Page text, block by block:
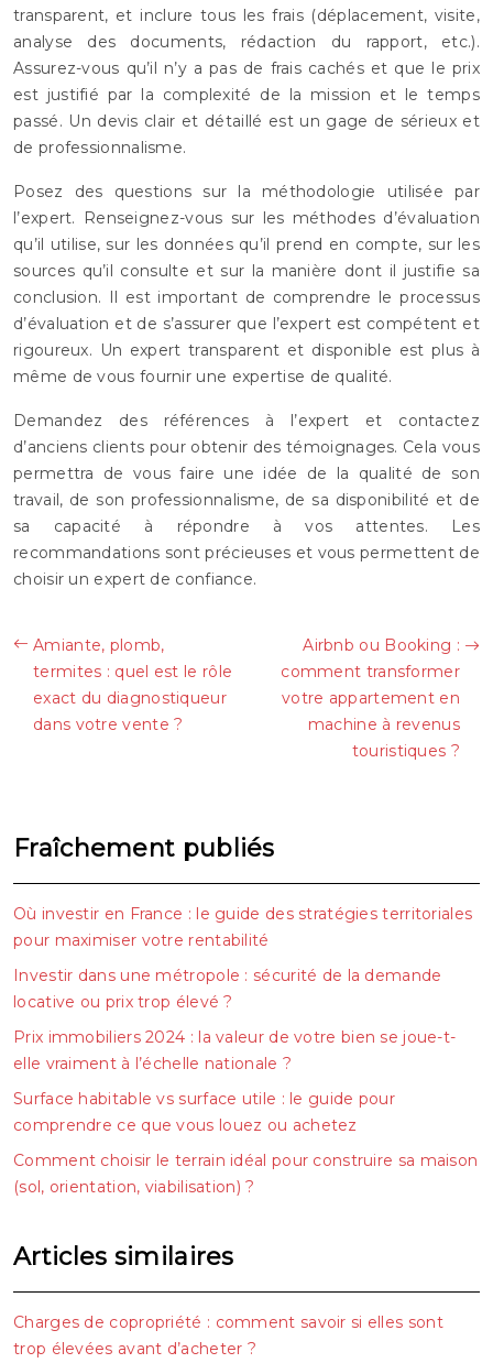
transparent, et inclure tous les frais (déplacement, visite,
analyse des documents, rédaction du rapport, etc.).
Assurez-vous qu’il n’y a pas de frais cachés et que le prix
est justifié par la complexité de la mission et le temps
passé. Un devis clair et détaillé est un gage de sérieux et
de professionnalisme.
Posez des questions sur la méthodologie utilisée par
l’expert. Renseignez-vous sur les méthodes d’évaluation
qu’il utilise, sur les données qu’il prend en compte, sur les
sources qu’il consulte et sur la manière dont il justifie sa
conclusion. Il est important de comprendre le processus
d’évaluation et de s’assurer que l’expert est compétent et
rigoureux. Un expert transparent et disponible est plus à
même de vous fournir une expertise de qualité.
Demandez des références à l’expert et contactez
d’anciens clients pour obtenir des témoignages. Cela vous
permettra de vous faire une idée de la qualité de son
travail, de son professionnalisme, de sa disponibilité et de
sa capacité à répondre à vos attentes. Les
recommandations sont précieuses et vous permettent de
choisir un expert de confiance.
Amiante, plomb,
termites : quel est le rôle
exact du diagnostiqueur
dans votre vente ?
Airbnb ou Booking :
comment transformer
votre appartement en
machine à revenus
touristiques ?
Fraîchement publiés
Où investir en France : le guide des stratégies territoriales
pour maximiser votre rentabilité
Investir dans une métropole : sécurité de la demande
locative ou prix trop élevé ?
Prix immobiliers 2024 : la valeur de votre bien se joue-t-
elle vraiment à l’échelle nationale ?
Surface habitable vs surface utile : le guide pour
comprendre ce que vous louez ou achetez
Comment choisir le terrain idéal pour construire sa maison
(sol, orientation, viabilisation) ?
Articles similaires
Charges de copropriété : comment savoir si elles sont
trop élevées avant d’acheter ?